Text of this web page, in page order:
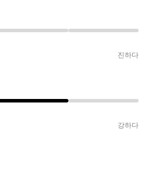
진하다
강하다